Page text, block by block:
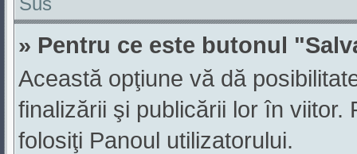
» Pentru ce este butonul
Această opţiune vă dă
finalizării şi publicării lor în
folosiţi Panoul utilizatorului.